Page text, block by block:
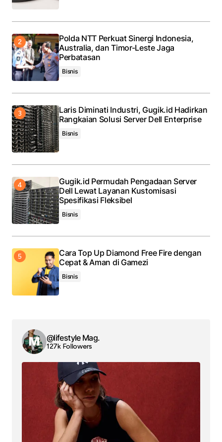
Polda NTT Perkuat Sinergi Indonesia,
Australia, dan Timor-Leste Jaga
Perbatasan
Bisnis
Laris Diminati Industri, Gugik.id Hadirkan
Rangkaian Solusi Server Dell Enterprise
Bisnis
Gugik.id Permudah Pengadaan Server
Dell Lewat Layanan Kustomisasi
Spesifikasi Fleksibel
Bisnis
Cara Top Up Diamond Free Fire dengan
Cepat & Aman di Gamezi
Bisnis
@lifestyle Mag.
127k Followers